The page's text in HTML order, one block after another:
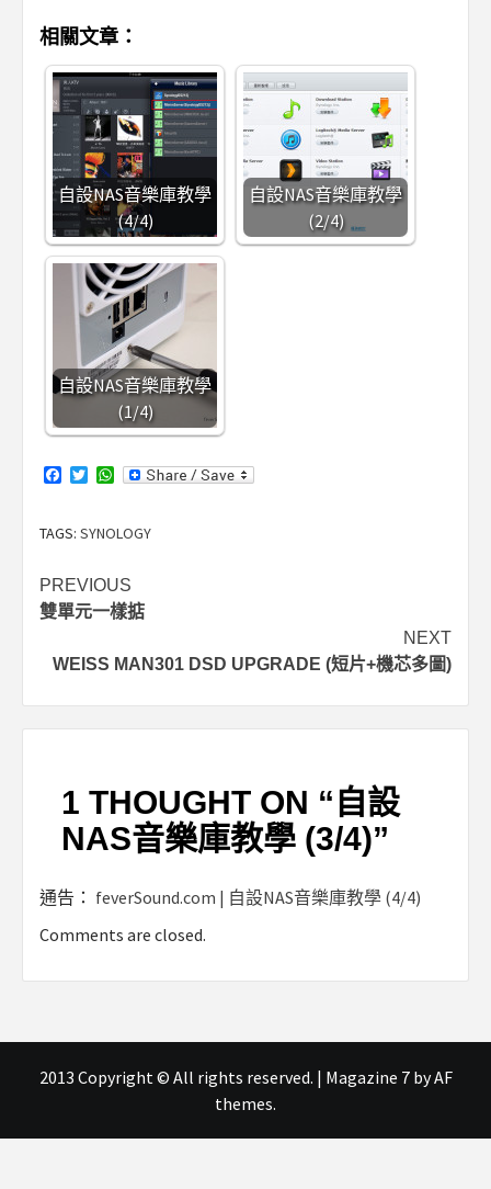
相關文章：
自設NAS音樂庫教學
(4/4)
自設NAS音樂庫教學
(2/4)
自設NAS音樂庫教學
(1/4)
Facebook
TwitterWhatsApp
TAGS: SYNOLOGY
Post
navigation
PREVIOUS
雙單元一樣掂
NEXT
WEISS MAN301 DSD UPGRADE (短片+機芯多圖)
1 THOUGHT ON “ 自設
NAS音樂庫教學 (3/4)”
通告： feverSound.com | 自設NAS音樂庫教學 (4/4)
Comments are closed.
2013 Copyright © All rights reserved. | Magazine 7by AF
themes.